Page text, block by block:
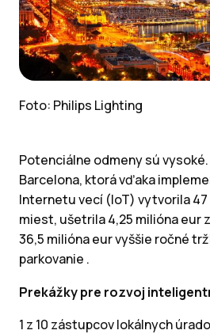
Foto: Philips Lighting
Potenciálne odmeny sú
Barcelona, ktorá vďaka
Internetu vecí (IoT) vytvorila
miest, ušetrila 4,25 milióna eur
36,5 milióna eur vyššie ročné
parkovanie .
Prekážky pre rozvoj
1 z 10 zástupcov lokálnych